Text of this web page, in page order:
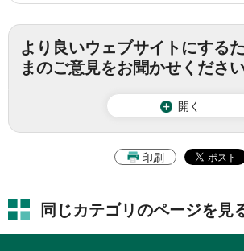
より良いウェブサイトにする
まのご意見をお聞かせくださ
開く
印刷
同じカテゴリのページを見